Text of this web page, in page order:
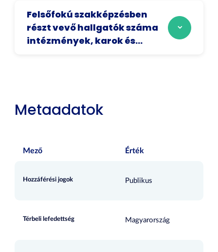
Felsőfokú szakképzésben
részt vevő hallgatók száma
intézmények, karok és...
Metaadatok
Mező Érték
Hozzáférési jogok Publikus
Térbeli lefedettség Magyarország